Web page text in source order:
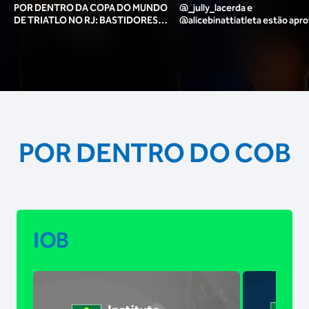
POR DENTRO DA COPA DO MUNDO
DE TRIATLO NO RJ: BASTIDORES,
@_jully_lacerda​ e
@alicebinattiatleta​ estão
POR DENTRO DO COB
IOB